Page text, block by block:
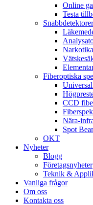
Online
Testa
Fiberoptiska
CCD
Nära-
Spot
OKT
Nyheter
Blogg
Företagsnyheter
Teknik &
Vanliga frågor
Om oss
Kontakta oss